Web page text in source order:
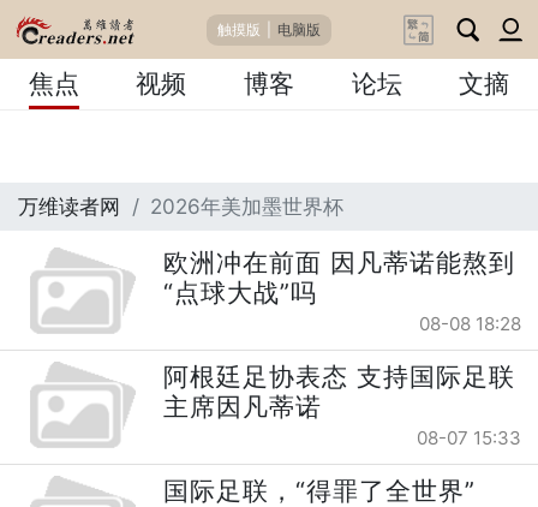
触摸版 电脑版
焦点 视频 博客 论坛 文摘
万维读者网 2026年美加墨世界杯
欧洲冲在前面 因凡蒂诺能熬到
“点球大战”吗
08-08 18:28
阿根廷足协表态 支持国际足联
主席因凡蒂诺
08-07 15:33
国际足联，“得罪了全世界”